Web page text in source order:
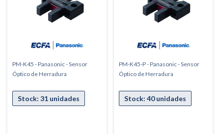
PM-K45 - Panasonic - Sensor
Óptico de Herradura
PM-K45-P - Panasonic - Sensor
Óptico de Herradura